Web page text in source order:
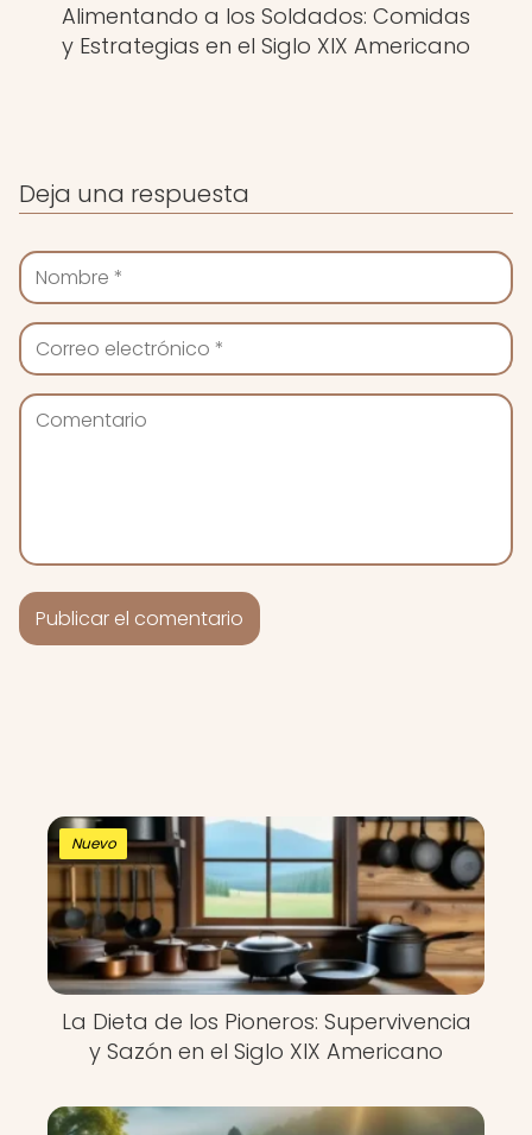
Alimentando a los Soldados: Comidas
y Estrategias en el Siglo XIX Americano
Deja una respuesta
Nuevo
La Dieta de los Pioneros: Supervivencia
y Sazón en el Siglo XIX Americano